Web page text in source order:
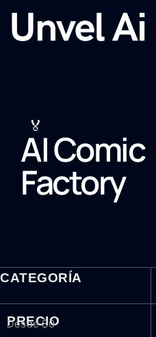
🏅
AI Comic
Factory
CATEGORÍA
PRECIO
Desde $0